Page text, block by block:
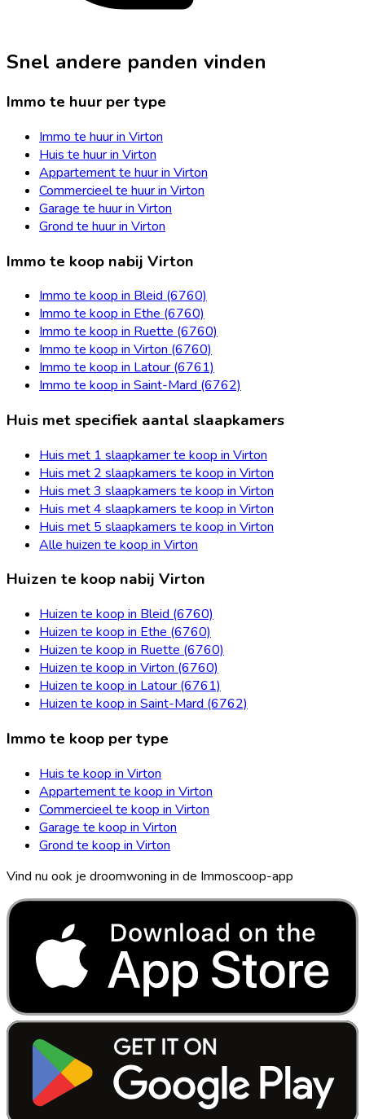
Snel andere panden vinden
Immo te huur per type
Immo te huur in Virton
Huis te huur in Virton
Appartement te huur in Virton
Commercieel te huur in Virton
Garage te huur in Virton
Grond te huur in Virton
Immo te koop nabij Virton
Immo te koop in Bleid (6760)
Immo te koop in Ethe (6760)
Immo te koop in Ruette (6760)
Immo te koop in Virton (6760)
Immo te koop in Latour (6761)
Immo te koop in Saint-Mard (6762)
Huis met specifiek aantal slaapkamers
Huis met 1 slaapkamer te koop in Virton
Huis met 2 slaapkamers te koop in Virton
Huis met 3 slaapkamers te koop in Virton
Huis met 4 slaapkamers te koop in Virton
Huis met 5 slaapkamers te koop in Virton
Alle huizen te koop in Virton
Huizen te koop nabij Virton
Huizen te koop in Bleid (6760)
Huizen te koop in Ethe (6760)
Huizen te koop in Ruette (6760)
Huizen te koop in Virton (6760)
Huizen te koop in Latour (6761)
Huizen te koop in Saint-Mard (6762)
Immo te koop per type
Huis te koop in Virton
Appartement te koop in Virton
Commercieel te koop in Virton
Garage te koop in Virton
Grond te koop in Virton
Vind nu ook je droomwoning in de Immoscoop-app